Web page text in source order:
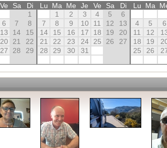
Ve Sa
Di
1
6 7
8
13 14
15
20 21
22
27 28
29
Lu
Ma Me Je Ve Sa
Di
1
2 3 4 5
6
7
8 9 10 11 12
13
14
15 16 17 18 19
20
21
22 23 24 25 26
27
28
29 30 31
Lu
Ma
4
5 6
11
12
18
19
25
26